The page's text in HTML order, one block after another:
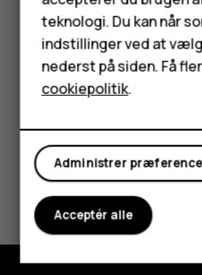
Tilbehør
HMD Terra M
Tablets
Min konto
Tryk på den indstilling, du vil
SIM-kort til, og vælg SIM-
Synes du, dette var
Ja Nej
teknologi. Du kan når
indstillinger ved at
nederst på siden. Få
cookiepolitik.
Administrer
Acceptér alle